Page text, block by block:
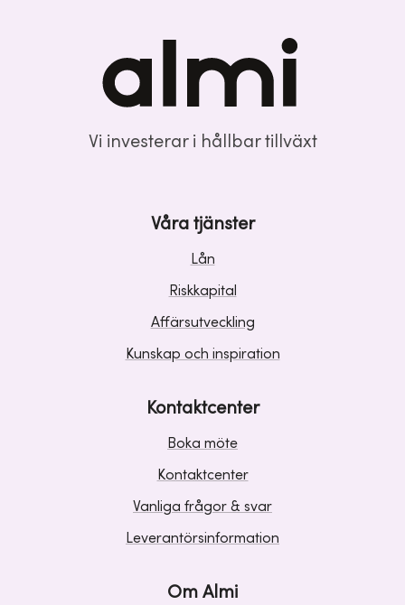
Vi investerar i hållbar tillväxt
Våra tjänster
Lån
Riskkapital
Affärsutveckling
Kunskap och inspiration
Kontaktcenter
Boka möte
Kontaktcenter
Vanliga frågor & svar
Leverantörsinformation
Om Almi